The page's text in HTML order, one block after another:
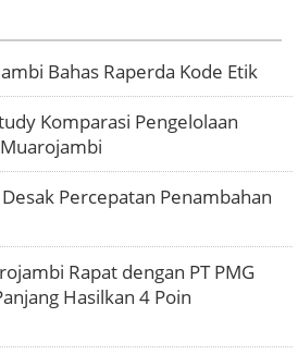
Bahas Raperda Kode Etik
Komparasi Pengelolaan
Percepatan Penambahan
Rapat dengan PT PMG
Hasilkan 4 Poin